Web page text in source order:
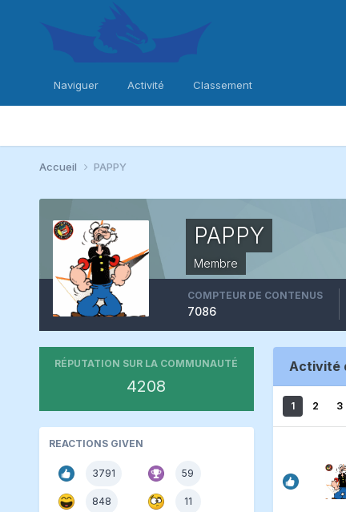
Naviguer Activité Classement
Accueil PAPPY
PAPPY
Membre
COMPTEUR DE CONTENUS
7086
RÉPUTATION SUR LA COMMUNAUTÉ
4208
REACTIONS GIVEN
3791 59
848 11
Activité
1 2 3